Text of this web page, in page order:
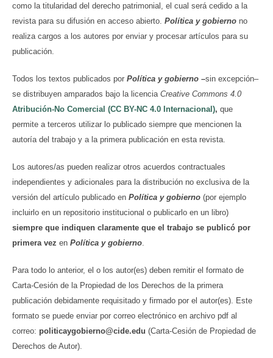
como la titularidad del derecho patrimonial, el cual será cedido a la
revista para su difusión en acceso abierto. Política y gobierno no
realiza cargos a los autores por enviar y procesar artículos para su
publicación.
Todos los textos publicados por Política y gobierno –sin excepción–
se distribuyen amparados bajo la licencia Creative Commons 4.0
Atribución-No Comercial (CC BY-NC 4.0 Internacional), que
permite a terceros utilizar lo publicado siempre que mencionen la
autoría del trabajo y a la primera publicación en esta revista.
Los autores/as pueden realizar otros acuerdos contractuales
independientes y adicionales para la distribución no exclusiva de la
versión del artículo publicado en Política y gobierno (por ejemplo
incluirlo en un repositorio institucional o publicarlo en un libro)
siempre que indiquen claramente que el trabajo se publicó por
primera vez en Política y gobierno
Para todo lo anterior, el o los autor(es) deben remitir el formato de
Carta-Cesión de la Propiedad de los Derechos de la primera
publicación debidamente requisitado y firmado por el autor(es). Este
formato se puede enviar por correo electrónico en archivo pdf al
correo: politicaygobierno@cide.edu (Carta-Cesión de Propiedad de
Derechos de Autor).